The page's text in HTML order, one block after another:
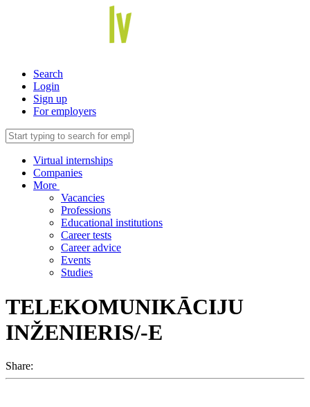
Search
Login
Sign up
For employers
Virtual internships
Companies
More
Vacancies
Professions
Educational institutions
Career tests
Career advice
Events
Studies
TELEKOMUNIKĀCIJU
INŽENIERIS/-E
Share: